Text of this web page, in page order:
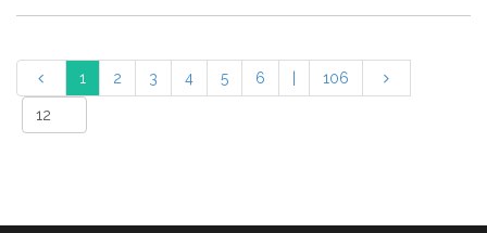
1 2 3 4 5 6 106